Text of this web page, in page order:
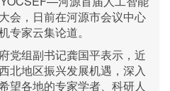
会，日前在河源市会议中心
专家云集论道。
组副书记龚国平表示，近
北地区振兴发展机遇，深入
望各地的专家学者、科研人